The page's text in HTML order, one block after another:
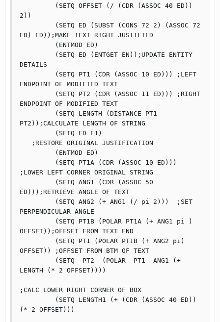
2))
ED) ED));MAKE TEXT RIGHT JUSTIFIED
DETAILS
ENDPOINT OF MODIFIED TEXT
ENDPOINT OF MODIFIED TEXT
PT2));CALCULATE LENGTH OF STRING
   ;RESTORE ORIGINAL JUSTIFICATION
;LOWER LEFT CORNER ORIGINAL STRING
ED)));RETRIEVE ANGLE OF TEXT
PERPENDICULAR ANGLE
OFFSET));OFFSET FROM TEXT END
OFFSET)) ;OFFSET FROM BTM OF TEXT
LENGTH (* 2 OFFSET))))
;CALC LOWER RIGHT CORNER OF BOX
(* 2 OFFSET)))